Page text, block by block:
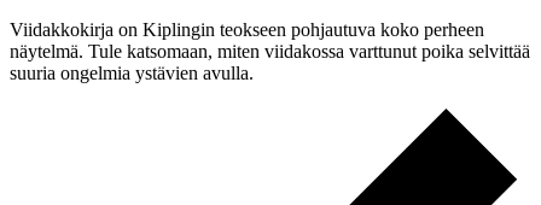
Viidakkokirja on Kiplingin teokseen pohjautuva koko perheen
näytelmä. Tule katsomaan, miten viidakossa varttunut poika selvittää
suuria ongelmia ystävien avulla.